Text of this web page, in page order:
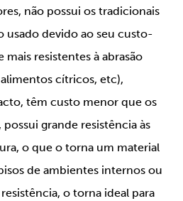
não possui os tradicionais
usado devido ao seu custo-
resistentes à abrasão
cítricos, etc),
têm custo menor que os
grande resistência às
o que o torna um material
de ambientes internos ou
o torna ideal para